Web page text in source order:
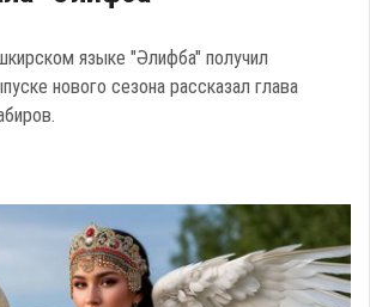
языке "Әлифба" получил
нового сезона рассказал глава